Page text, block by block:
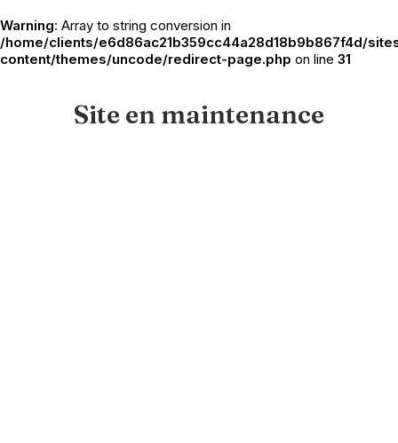
Warning: Array to string conversion in
/home/clients/e6d86ac21b359cc44a28d18b9b867f4d/
content/themes/uncode/redirect-page.php on line 31
Site en maintenance